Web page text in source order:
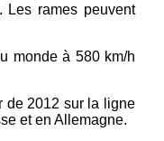
Les rames peuvent
monde à 580 km/h
de 2012 sur la ligne
et en Allemagne.